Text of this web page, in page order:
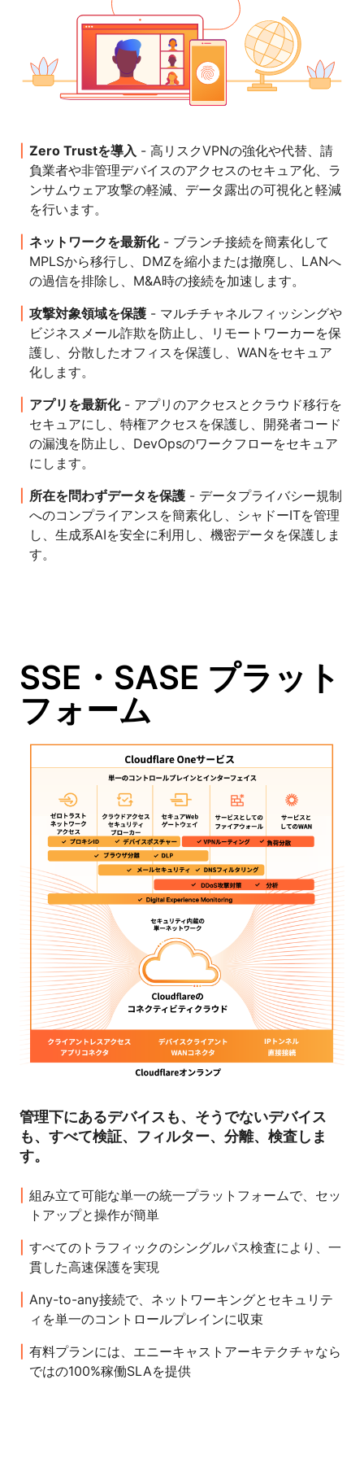
Zero Trustを導入 - 高リスクVPNの強化や代替、請
負業者や非管理デバイスのアクセスのセキュア化、ラ
ンサムウェア攻撃の軽減、データ露出の可視化と軽減
を行います。
ネットワークを最新化- ブランチ接続を簡素化して
MPLSから移行し、DMZを縮小または撤廃し、LANへ
の過信を排除し、M&A時の接続を加速します。
攻撃対象領域を保護 - マルチチャネルフィッシングや
ビジネスメール詐欺を防止し、リモートワーカーを保
護し、分散したオフィスを保護し、WANをセキュア
化します。
アプリを最新化- アプリのアクセスとクラウド移行を
セキュアにし、特権アクセスを保護し、開発者コード
の漏洩を防止し、DevOpsのワークフローをセキュア
にします。
所在を問わずデータを保護 - データプライバシー規制
へのコンプライアンスを簡素化し、シャドーITを管理
し、生成系AIを安全に利用し、機密データを保護しま
す。
SSE・SASE プラット
フォーム
管理下にあるデバイスも、そうでないデバイス
も、すべて検証、フィルター、分離、検査しま
す。
組み立て可能な単一の統一プラットフォームで、セッ
トアップと操作が簡単
すべてのトラフィックのシングルパス検査により、一
貫した高速保護を実現
Any-to-any接続で、ネットワーキングとセキュリテ
ィを単一のコントロールプレインに収束
有料プランには、エニーキャストアーキテクチャなら
ではの100%稼働SLAを提供